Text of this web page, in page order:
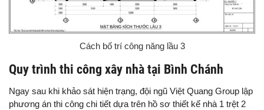
Cách bố trí công năng lầu 3
Quy trình thi công xây nhà tại Bình Chánh
Ngay sau khi khảo sát hiện trạng, đội ngũ Việt Quang Group lập
phương án thi công chi tiết dựa trên hồ sơ thiết kế nhà 1 trệt 2